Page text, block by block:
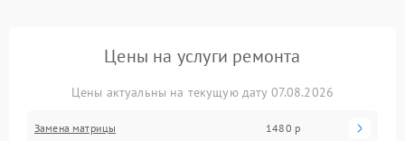
Цены на услуги ремонта
Цены актуальны на текущую дату 07.08.2026
Замена матрицы 1480 р